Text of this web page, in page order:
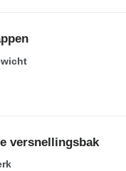
versnellingsbak